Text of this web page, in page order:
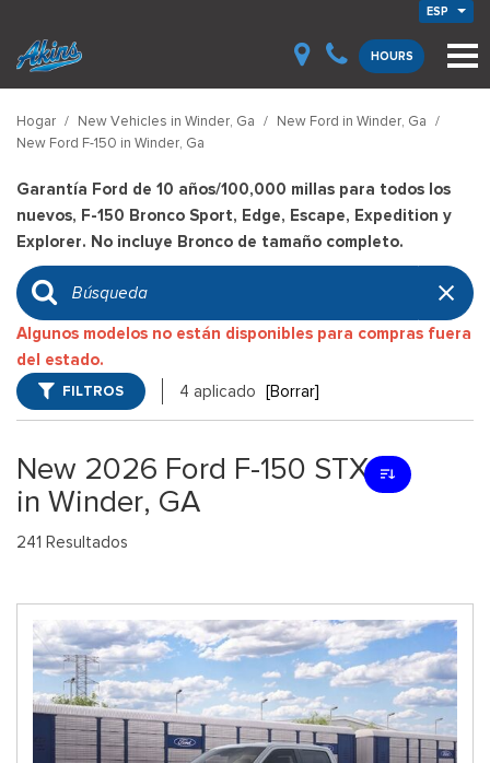
ESP
HOURS
Hogar / New Vehicles in Winder, Ga / New Ford in Winder, Ga /
New Ford F-150 in Winder, Ga
Garantía Ford de 10 años/100,000 millas para todos los
nuevos, F-150 Bronco Sport, Edge, Escape, Expedition y
Explorer. No incluye Bronco de tamaño completo.
Algunos modelos no están disponibles para compras fuera
del estado.
FILTROS 4 aplicado [Borrar]
New 2026 Ford F-150 STX
in Winder, GA
241 Resultados